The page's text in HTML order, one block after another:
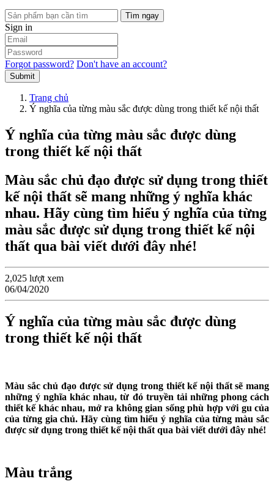
Tìm ngay
Sign in
Forgot password? Don't have an account?
Submit
Trang chủ
​Ý nghĩa của từng màu sắc được dùng trong thiết kế nội thất
​Ý nghĩa của từng màu sắc được dùng
trong thiết kế nội thất
Màu sắc chủ đạo được sử dụng trong thiết
kế nội thất sẽ mang những ý nghĩa khác
nhau. Hãy cùng tìm hiểu ý nghĩa của từng
màu sắc được sử dụng trong thiết kế nội
thất qua bài viết dưới đây nhé!
2,025 lượt xem
06/04/2020
Ý nghĩa của từng màu sắc được dùng
trong thiết kế nội thất
Màu sắc chủ đạo được sử dụng trong thiết kế nội thất sẽ mang
những ý nghĩa khác nhau, từ đó truyền tải những phong cách
thiết kế khác nhau, mở ra không gian sống phù hợp với gu của
của từng gia chủ. Hãy cùng tìm hiểu ý nghĩa của từng màu sắc
được sử dụng trong thiết kế nội thất qua bài viết dưới đây nhé!
Màu trắng